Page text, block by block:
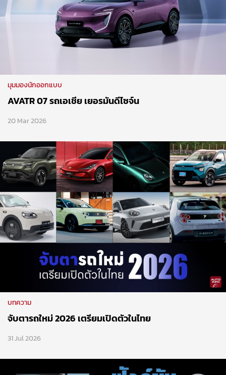
มุมมองนักออกแบบ
AVATR 07 รถเอเชีย เยอรมันดีไซจ์น
20 Mar 2026
บทความ
จับตารถใหม่ 2026 เตรียมเปิดตัวในไทย
31 Jul 2026